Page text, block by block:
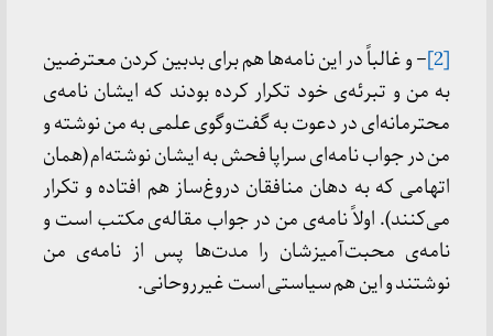
[2] – و غالباً در این نامه‌ها هم برای بدبین کردن معترضین
به من و تبرئه‌ی خود تکرار کرده بودند که ایشان نامه‌ی
محترمانه‌ای در دعوت به گفت‌وگوی علمی به من نوشته و
من در جواب نامه‌ای سراپا فحش به ایشان نوشته‌ام (همان
اتهامی که به دهان منافقان دروغ‌ساز هم افتاده و تکرار
می‌کنند). اولاً نامه‌ی من در جواب مقاله‌یمکتب است و
نامه‌ی محبت‌آمیزشان را مدت‌ها پس از نامه‌ی من
نوشتند و این هم سیاستی است غیرروحانی.